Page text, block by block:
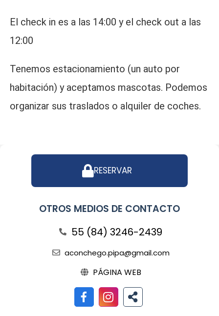
El check in es a las 14:00 y el check out a las
12:00
Tenemos estacionamiento (un auto por
habitación) y aceptamos mascotas. Podemos
organizar sus traslados o alquiler de coches.
RESERVAR
OTROS MEDIOS DE CONTACTO
55 (84) 3246-2439
aconchego.pipa@gmail.com
PÁGINA WEB